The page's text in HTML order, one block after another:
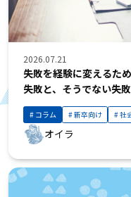
2026.07.21
失敗を経験に変えるた
失敗と、そうでない失
コラム 新卒向け 社
オイラ